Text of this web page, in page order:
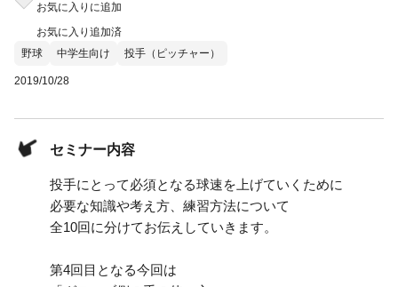
お気に入りに追加
お気に入り追加済
野球
中学生向け 投手（ピッチャー）
2019/10/28
セミナー内容
投手にとって必須となる球速を上げていくために
必要な知識や考え方、練習方法について
全10回に分けてお伝えしていきます。
第4回目となる今回は